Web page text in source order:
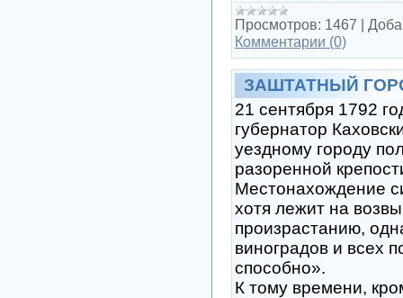
Просмотров: 1467 |
Комментарии (0)
ЗАШТАТНЫЙ
21 сентября 1792
губернатор
уездному городу
разоренной
Местонахождение
хотя лежит на
произрастанию,
виноградов и всех
способно».
К тому времени,